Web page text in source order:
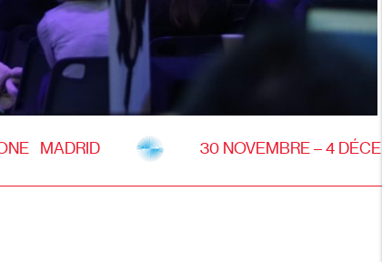
MADRID 30 NOVEMBRE – 4